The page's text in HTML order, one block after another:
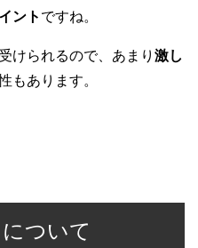
ント ですね。
けられるので、あまり 激し
もあります。
ついて